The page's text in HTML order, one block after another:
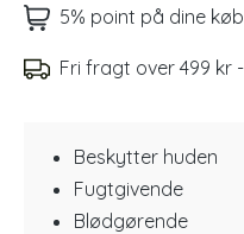
5% point på dine køb
Fri fragt over 499 kr
Beskytter huden
Fugtgivende
Blødgørende